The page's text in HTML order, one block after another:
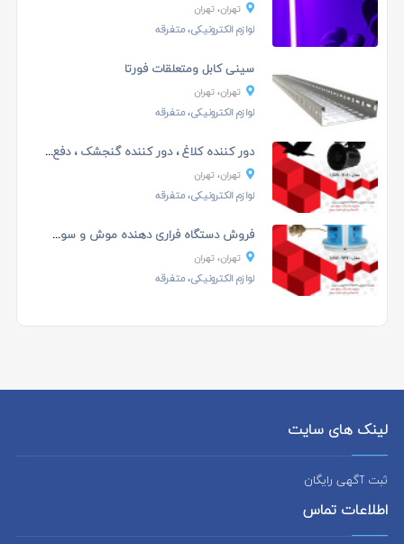
تهران، تهران
لوازم الکترونیکی، متفرقه
سینی کابل ومتعلقات فورتا
تهران، تهران
لوازم الکترونیکی، متفرقه
دور کننده کلاغ ، دور کننده گنجشک ، دفع ...
تهران، تهران
لوازم الکترونیکی، متفرقه
فروش دستگاه فراری دهنده موش و سوسک از بین ...
تهران، تهران
لوازم الکترونیکی، متفرقه
لینک های سایت
ثبت آگهی رایگان
اطلاعات تماس